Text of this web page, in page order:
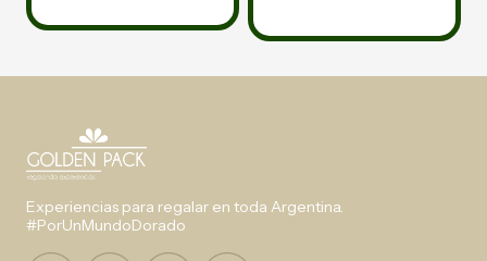
Experiencias para regalar en toda Argentina.
#PorUnMundoDorado